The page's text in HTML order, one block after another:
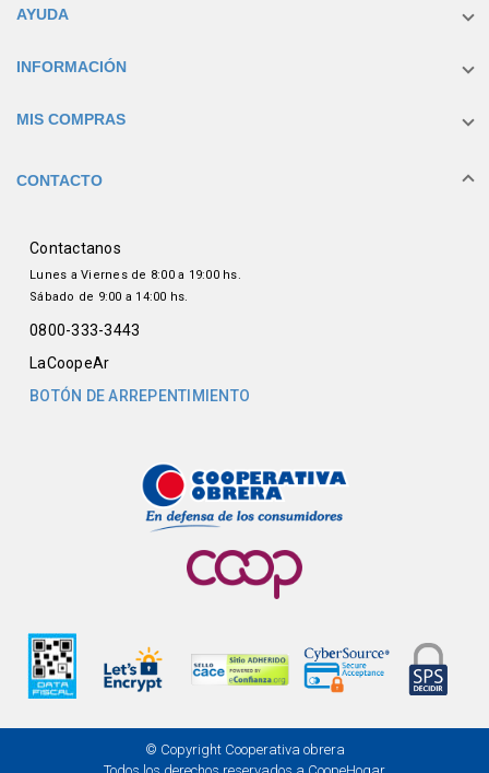
AYUDA
INFORMACIÓN
MIS COMPRAS
CONTACTO
Contactanos
Lunes a Viernes de 8:00 a 19:00 hs.
Sábado de 9:00 a 14:00 hs.
0800-333-3443
LaCoopeAr
BOTÓN DE ARREPENTIMIENTO
© Copyright Cooperativa obrera